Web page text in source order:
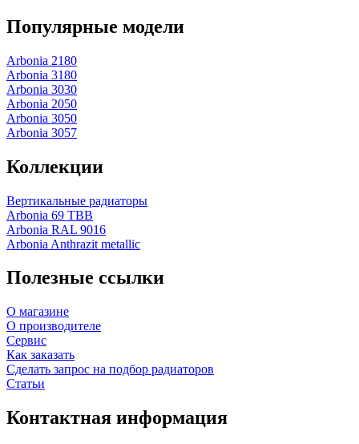
Популярные модели
Arbonia 2180
Arbonia 3180
Arbonia 3030
Arbonia 2050
Arbonia 3050
Arbonia 3057
Коллекции
Вертикальные радиаторы
Arbonia 69 ТВВ
Arbonia RAL 9016
Arbonia Anthrazit metallic
Полезные ссылки
О магазине
О производителе
Сервис
Как заказать
Сделать запрос на подбор радиаторов
Статьи
Контактная информация